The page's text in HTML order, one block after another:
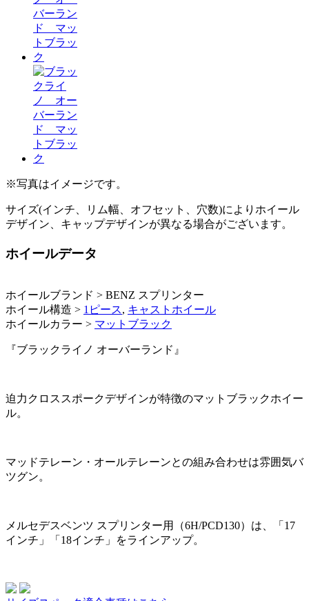
※写真はイメージです。
サイズ(インチ、リム幅、オフセット、穴数)によりホイール
デザイン、キャップデザインが異なる場合がございます。
ホイールデータ
ホイールブランド > BENZ スプリンター
ホイール構造 > 1ピース, キャストホイール
ホイールカラー > マットブラック
『ブラックライノ オーバーランド』
迫力クロススポークデザインが特徴のマットブラックホイー
ル。
マッドテレーン・オールテレーンとの組み合わせは雰囲気バ
ツグン。
メルセデスベンツ スプリンター用（6H/PCD130）は、「17
インチ」「18インチ」をラインアップ。